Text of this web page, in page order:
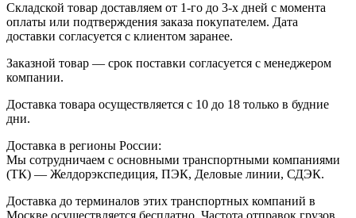
Складской товар доставляем от 1-го до 3-х дней с момента
оплаты или подтверждения заказа покупателем. Дата
доставки согласуется с клиентом заранее.
Заказной товар — срок поставки согласуется с менеджером
компании.
Доставка товара осуществляется с 10 до 18 только в будние
дни.
Доставка в регионы России:
Мы сотрудничаем с основными транспортными компаниями
(ТК) — Желдорэкспедиция, ПЭК, Деловые линии, СДЭК.
Доставка до терминалов этих транспортных компаний в